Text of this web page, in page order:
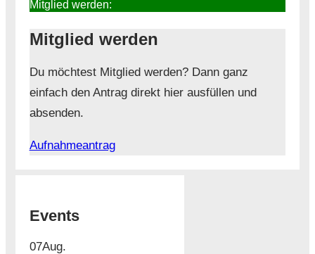
Mitglied werden:
Mitglied werden
Du möchtest Mitglied werden? Dann ganz
einfach den Antrag direkt hier ausfüllen und
absenden.
Aufnahmeantrag
Events
07Aug.